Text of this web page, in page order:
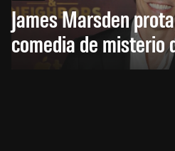
James Marsden
comedia de misterio